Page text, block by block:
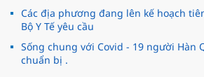
Các địa phương đang lên kế hoạch
Bộ Y Tế yêu cầu
Sống chung với Covid - 19 người Hàn
chuẩn bị .